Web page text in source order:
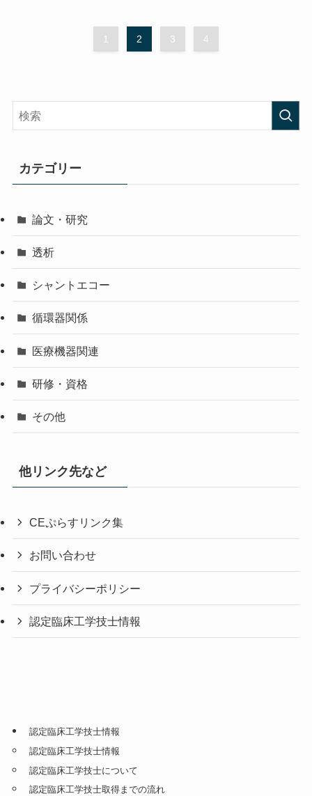
1 2 3 4
カテゴリー
論文・研究
透析
シャントエコー
循環器関係
医療機器関連
研修・資格
その他
他リンク先など
CEぷらすリンク集
お問い合わせ
プライバシーポリシー
認定臨床工学技士情報
認定臨床工学技士情報
認定臨床工学技士情報
認定臨床工学技士について
認定臨床工学技士取得までの流れ